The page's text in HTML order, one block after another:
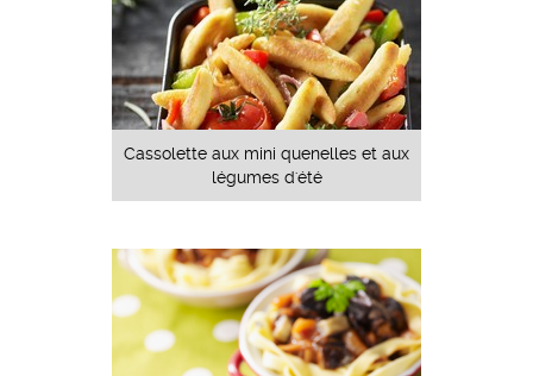
Cassolette aux mini quenelles et aux
légumes d'été